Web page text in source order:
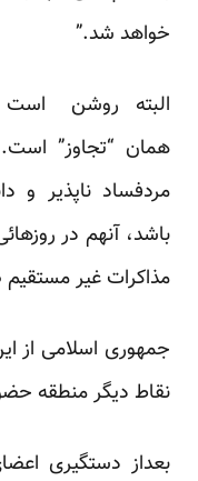
خواهد شد.”
البته روشن است
همان “تجاوز” است.
مردفساد ناپذیر و
باشد، آنهم در
مذاکرات غیر مستقیم
جمهوری اسلامی از
نقاط دیگر منطقه
بعداز دستگیری